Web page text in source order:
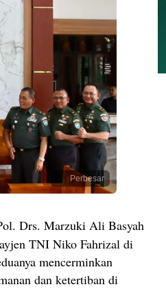
Perbesar
Drs. Marzuki Ali Basyah
TNI Niko Fahrizal di
mencerminkan
dan ketertiban di